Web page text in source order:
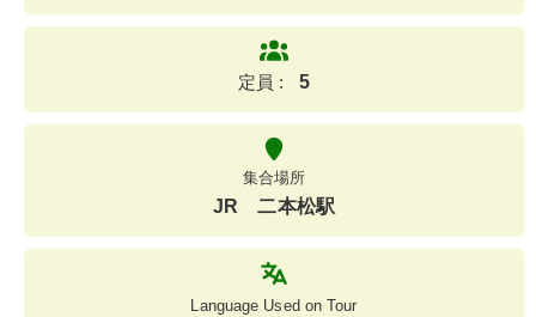
定員 : 5
集合場所
JR 二本松駅
Language Used on Tour